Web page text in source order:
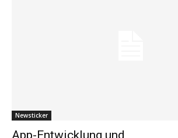
Newsticker
App-Entwicklung und